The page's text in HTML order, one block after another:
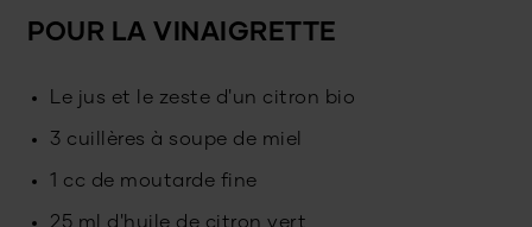
POUR LA VINAIGRETTE
Le jus et le zeste d'un citron bio
3 cuillères à soupe de miel
1 cc de moutarde fine